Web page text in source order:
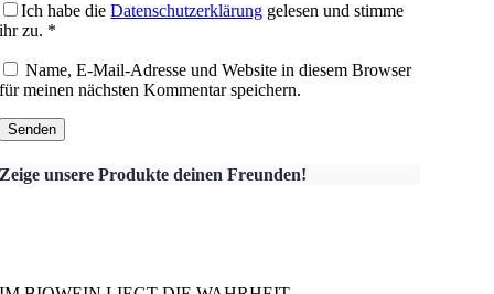
Ich habe dieDatenschutzerklärung gelesen und stimme
ihr zu. *
Name, E-Mail-Adresse und Website in diesem Browser
für meinen nächsten Kommentar speichern.
Zeige unsere Produkte deinen Freunden!